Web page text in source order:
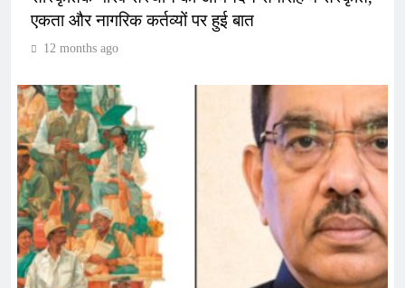
एकता और नागरिक कर्तव्यों पर हुई बात
12 months ago